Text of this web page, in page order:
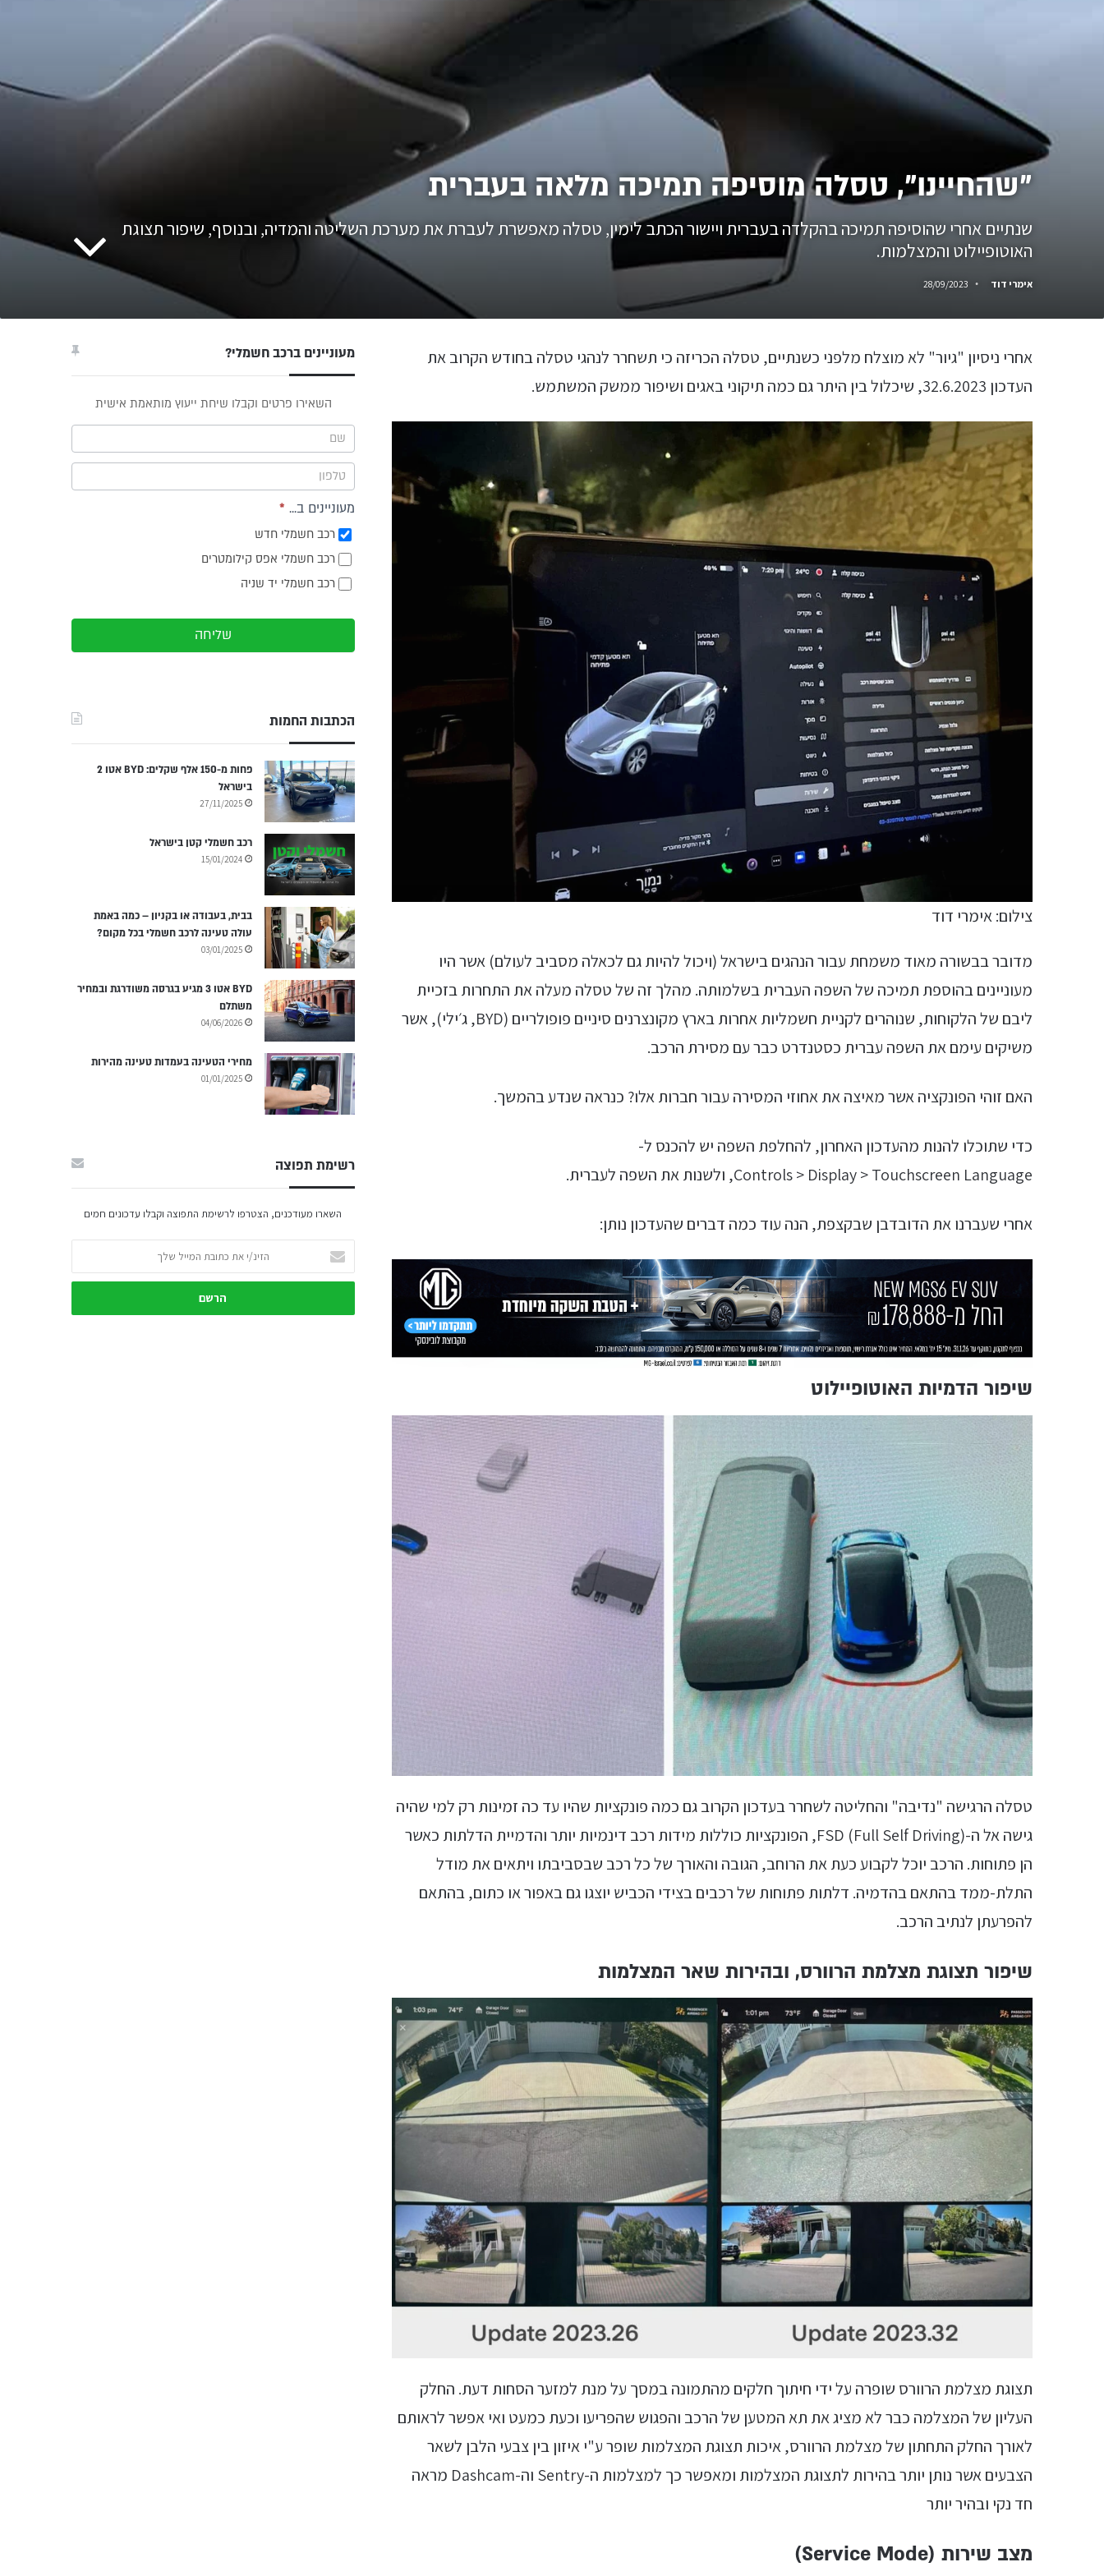
"שהחיינו", טסלה מוסיפה תמיכה מלאה בעברית
שנתיים אחרי שהוסיפה תמיכה בהקלדה בעברית ויישור הכתב לימין, טסלה מאפשרת לעברת את מערכת השליטה והמדיה, ובנוסף, שיפור תצוגת
האוטופיילוט והמצלמות.
אימרי דוד 28/09/2023
אחרי ניסיון "גיור" לא מוצלח מלפני כשנתיים, טסלה הכריזה כי תשחרר לנהגי טסלה בחודש הקרוב את
העדכון 32.6.2023, שיכלול בין היתר גם כמה תיקוני באגים ושיפור ממשק המשתמש.
צילום: אימרי דוד
מדובר בבשורה מאוד משמחת עבור הנהגים בישראל (ויכול להיות גם לכאלה מסביב לעולם) אשר היו
מעוניינים בהוספת תמיכה של השפה העברית בשלמותה. מהלך זה של טסלה מעלה את התחרות בזכיית
ליבם של הלקוחות, שנוהרים לקניית חשמליות אחרות בארץ מקונצרנים סיניים פופולריים (BYD, ג׳ילי), אשר
משיקים עימם את השפה עברית כסטנדרט כבר עם מסירת הרכב.
האם זוהי הפונקציה אשר מאיצה את אחוזי המסירה עבור חברות אלו? כנראה שנדע בהמשך.
כדי שתוכלו להנות מהעדכון האחרון, להחלפת השפה יש להכנס ל-
Controls > Display > Touchscreen Language, ולשנות את השפה לעברית.
אחרי שעברנו את הדובדבן שבקצפת, הנה עוד כמה דברים שהעדכון נותן:
שיפור הדמיות האוטופיילוט
טסלה הרגישה "נדיבה" והחליטה לשחרר בעדכון הקרוב גם כמה פונקציות שהיו עד כה זמינות רק למי שהיה
גישה אל ה-FSD (Full Self Driving), הפונקציות כוללות מידות רכב דינמיות יותר והדמיית הדלתות כאשר
הן פתוחות. הרכב יוכל לקבוע כעת את הרוחב, הגובה והאורך של כל רכב שבסביבתו ויתאים את מודל
התלת-ממד בהתאם בהדמיה. דלתות פתוחות של רכבים בצידי הכביש יוצגו גם באפור או כתום, בהתאם
להפרעתן לנתיב הרכב.
שיפור תצוגת מצלמת הרוורס, ובהירות שאר המצלמות
תצוגת מצלמת הרוורס שופרה על ידי חיתוך חלקים מהתמונה במסך על מנת למזער הסחות דעת. החלק
העליון של המצלמה כבר לא מציג את תא המטען של הרכב והפגוש שהפריעו וכעת כמעט ואי אפשר לראותם
לאורך החלק התחתון של מצלמת הרוורס, איכות תצוגת המצלמות שופר ע"י איזון בין צבעי הלבן לשאר
הצבעים אשר נותן יותר בהירות לתצוגת המצלמות ומאפשר כך למצלמות ה-Sentry וה-Dashcam מראה
חד נקי ובהיר יותר
מצב שירות (Service Mode)
מעוניינים ברכב חשמלי?
השאירו פרטים וקבלו שיחת ייעוץ מותאמת אישית
מעוניינים ב... *
רכב חשמלי חדש
רכב חשמלי אפס קילומטרים
רכב חשמלי יד שניה
שליחה
הכתבות החמות
פחות מ-150 אלף שקלים: BYD אטו 2
בישראל
27/11/2025
רכב חשמלי קטן בישראל
15/01/2024
בבית, בעבודה או בקניון – כמה באמת
עולה טעינה לרכב חשמלי בכל מקום?
03/01/2025
BYD אטו 3 מגיע בגרסה משודרגת ובמחיר
משתלם
04/06/2026
מחירי הטעינה בעמדות טעינה מהירות
01/01/2025
רשימת תפוצה
השארו מעודכנים, הצטרפו לרשימת התפוצה וקבלו עדכונים חמים
את
כתובת
שלך